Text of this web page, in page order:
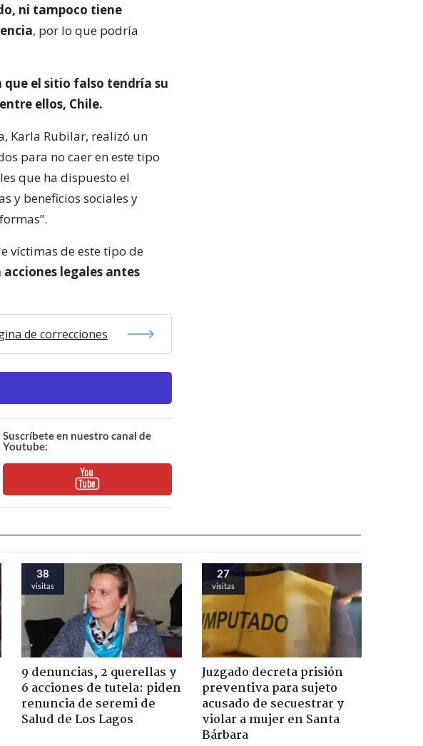
ni tampoco tiene
, por lo que podría
que el sitio falso tendría su
ellos, Chile.
Karla Rubilar, realizó un
para no caer en este tipo
que ha dispuesto el
y beneficios sociales y
víctimas de este tipo de
legales antes
de correcciones
Suscríbete en nuestro canal de
Youtube:
38
visitas
9 denuncias, 2 querellas y
6 acciones de tutela: piden
renuncia de seremi de
Salud de Los Lagos
27
visitas
Juzgado decreta prisión
preventiva para sujeto
acusado de secuestrar y
violar a mujer en Santa
Bárbara